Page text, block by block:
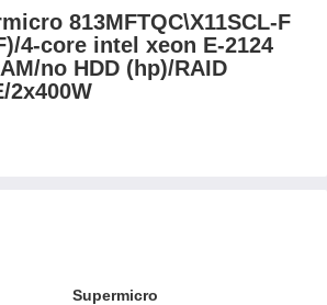
813MFTQC\X11SCL-F
4-core intel xeon E-2124
no HDD (hp)/RAID
2x400W
Supermicro